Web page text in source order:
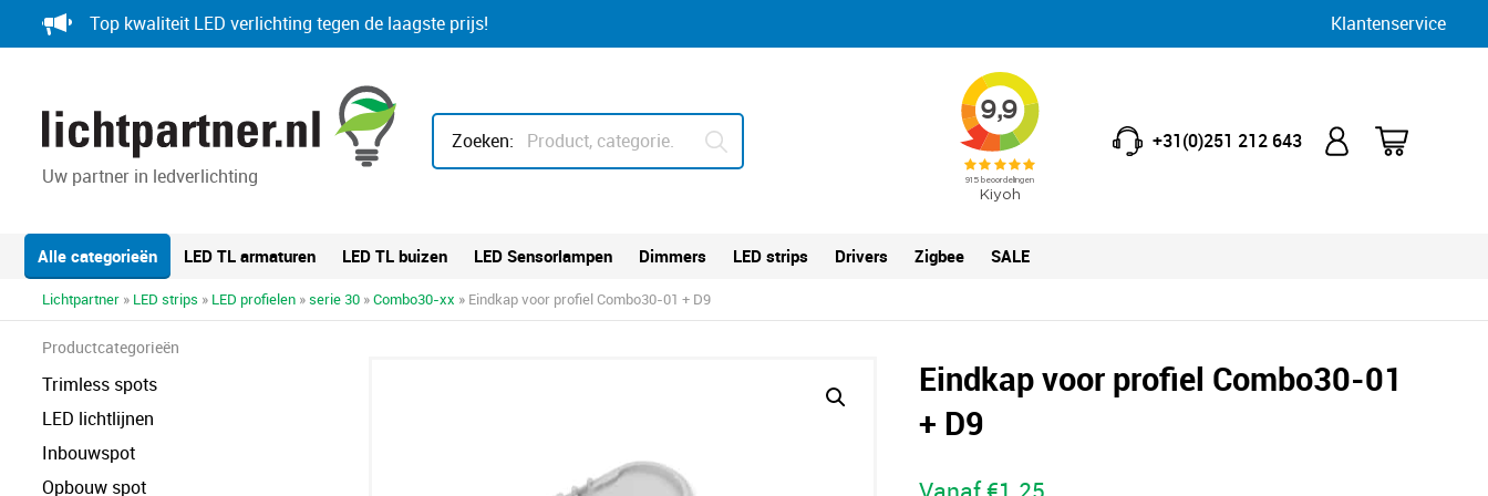
to
Top kwaliteit LED verlichting tegen de laagste prijs! Klantenservice
Uw partner in ledverlichting
Zoeken: +31(0)251 212 643
Alle categorieën LED TL armaturen LED TL buizen LED Sensorlampen Dimmers LED strips Drivers Zigbee SALE
Lichtpartner » LED strips » LED profielen »serie 30 »Combo30-xx » Eindkap voor profiel Combo30-01 + D9
Productcategorieën
Trimless spots
LED lichtlijnen
Inbouwspot
Opbouw spot
Eindkap voor profiel Combo30-01
+ D9